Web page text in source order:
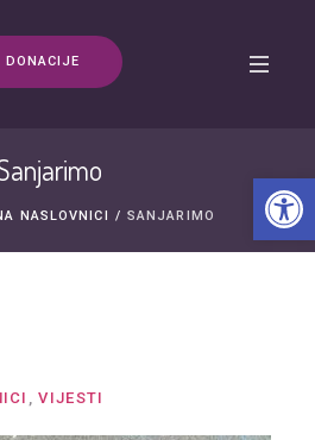
DONACIJE
NASLOVNICI / SANJARIMO
,VIJESTI